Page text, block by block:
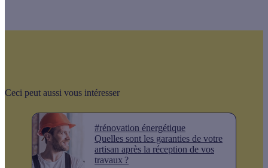
Ceci peut aussi vous intéresser
#rénovation énergétique
Quelles sont les garanties de votre
artisan après la réception de vos
travaux ?